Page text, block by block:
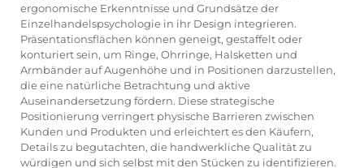
ergonomische Erkenntnisse und Grundsätze der
Einzelhandelspsychologie in ihr Design integrieren.
Präsentationsflächen können geneigt, gestaffelt oder
konturiert sein, um Ringe, Ohrringe, Halsketten und
Armbänder auf Augenhöhe und in Positionen darzustellen,
die eine natürliche Betrachtung und aktive
Auseinandersetzung fördern. Diese strategische
Positionierung verringert physische Barrieren zwischen
Kunden und Produkten und erleichtert es den Käufern,
Details zu begutachten, die handwerkliche Qualität zu
würdigen und sich selbst mit den Stücken zu identifizieren.